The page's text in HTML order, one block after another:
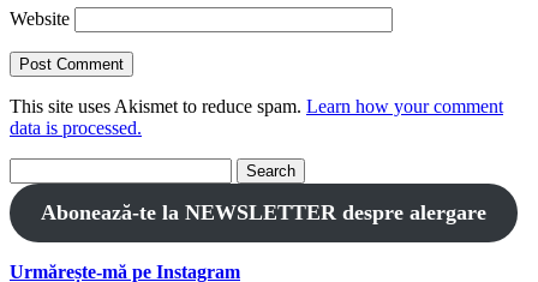
Website
This site uses Akismet to reduce spam. Learn how your comment
data is processed.
for:
Abonează-te la NEWSLETTER despre alergare
Urmărește-mă pe Instagram